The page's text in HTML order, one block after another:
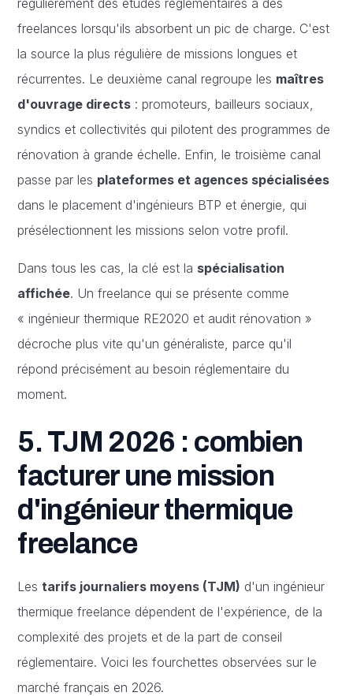
freelances lorsqu'ils absorbent un pic de charge. C'est
la source la plus régulière de missions longues et
récurrentes. Le deuxième canal regroupe les maîtres
d'ouvrage directs : promoteurs, bailleurs sociaux,
syndics et collectivités qui pilotent des programmes de
rénovation à grande échelle. Enfin, le troisième canal
passe par les plateformes et agences spécialisées
dans le placement d'ingénieurs BTP et énergie, qui
présélectionnent les missions selon votre profil.
Dans tous les cas, la clé est la spécialisation
affichée. Un freelance qui se présente comme
« ingénieur thermique RE2020 et audit rénovation »
décroche plus vite qu'un généraliste, parce qu'il
répond précisément au besoin réglementaire du
moment.
5. TJM 2026 : combien
facturer une mission
d'ingénieur thermique
freelance
Lestarifs journaliers moyens (TJM) d'un ingénieur
thermique freelance dépendent de l'expérience, de la
complexité des projets et de la part de conseil
réglementaire. Voici les fourchettes observées sur le
marché français en 2026.